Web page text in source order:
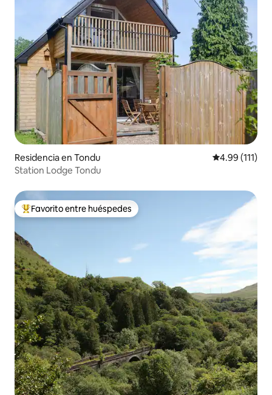
Residencia en Tondu Calificación
4.99 (111)
Station Lodge Tondu
De los mejores en Favorito entre huéspedes
Favorito entre huéspedes